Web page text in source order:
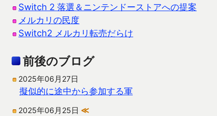
Switch 2 落選＆ニンテンドーストアへの提案
メルカリの民度
Switch2 メルカリ転売だらけ
前後のブログ
2025年06月27日
擬似的に途中から参加する軍
2025年06月25日 ≪